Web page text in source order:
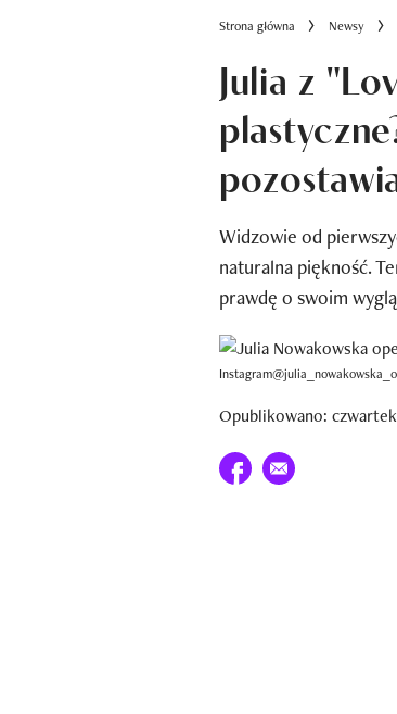
Strona główna Newsy
Julia z
Widzowie od
naturalna piękność.
prawdę o swoim
Opublikowano:
Udostępnij na facebook
E-mail do przyjaciela